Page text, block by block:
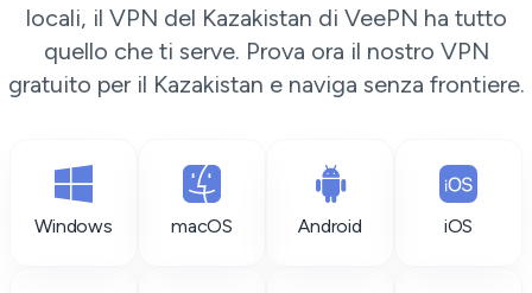
locali, il VPN del Kazakistan di VeePN ha tutto
quello che ti serve. Prova ora il nostro VPN
gratuito per il Kazakistan e naviga senza frontiere.
Windows macOS Android iOS